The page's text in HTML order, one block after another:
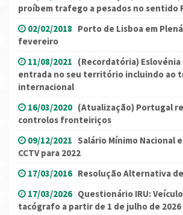
proíbem trafego a pesados no sentido
02/02/2018 Porto de Lisboa em
fevereiro
11/08/2021 (Recordatória)
entrada no seu território incluindo ao
internacional
16/03/2020 (Atualização) Portugal
controlos fronteiriços
09/12/2021 Salário Mínimo Nacional
CCTV para 2022
17/03/2016 Resolução Alternativa
17/03/2026 Questionário IRU:
tacógrafo a partir de 1 de julho de 2026